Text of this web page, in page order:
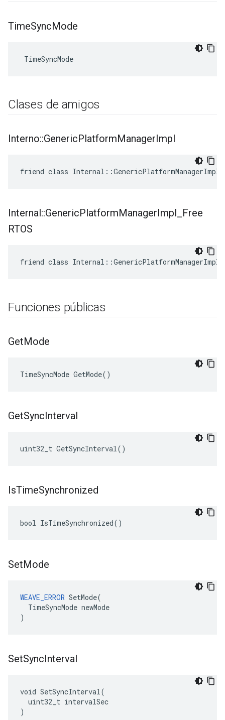
TimeSyncMode
TimeSyncMode
Clases de amigos
Interno::GenericPlatformManagerImpl
friend class Internal::GenericPlatformManagerImpl
Internal::GenericPlatformManagerImpl Free
RTOS
friend class
Funciones públicas
GetMode
TimeSyncMode GetMode()
GetSyncInterval
uint32_t GetSyncInterval()
IsTimeSynchronized
bool IsTimeSynchronized()
SetMode
WEAVE_ERROR SetMode(
  TimeSyncMode newMode
)
SetSyncInterval
void SetSyncInterval(
  uint32_t intervalSec
)